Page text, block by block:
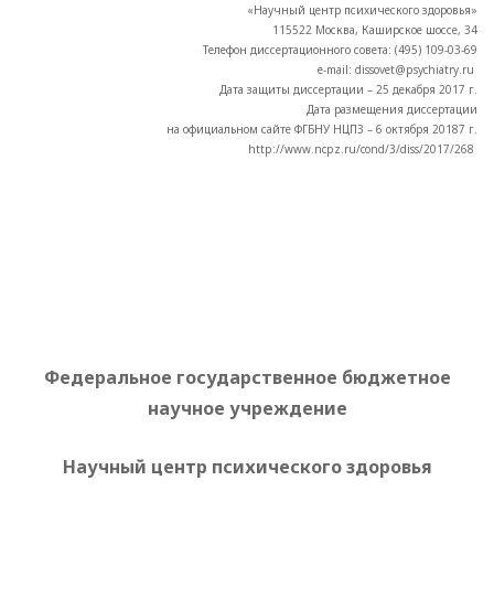
«Научный центр психического здоровья»
115522 Москва, Каширское шоссе, 34
Телефон диссертационного совета: (495) 109-03-69
e-mail: dissovet@psychiatry.ru
Дата защиты диссертации – 25 декабря 2017 г.
Дата размещения диссертации
на официальном сайте ФГБНУ НЦПЗ – 6 октября 20187 г.
http://www.ncpz.ru/cond/3/diss/2017/268
Федеральное государственное бюджетное
научное учреждение
Научный центр психического здоровья